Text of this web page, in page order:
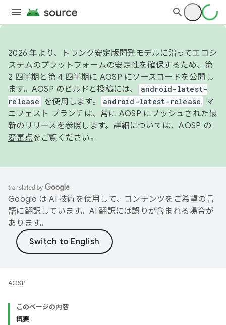
2026 年より、トランク安定版開発モデルに沿ってエコシ
ステムのプラットフォームの安定性を確保するため、第
2 四半期と第 4 四半期に AOSP にソースコードを公開し
ます。AOSP のビルドと投稿には、
android-latest-
release
を使用します。 android-latest-release
マ
ニフェスト ブランチは、常に AOSP にプッシュされた最
新のリリースを参照します。詳細については、AOSP の
変更点をご覧ください。
Google は AI 技術を使用して、コンテンツをご希望の言
語に翻訳しています。AI 翻訳には誤りが含まれる場合が
あります。
AOSP
このページの内容
概要